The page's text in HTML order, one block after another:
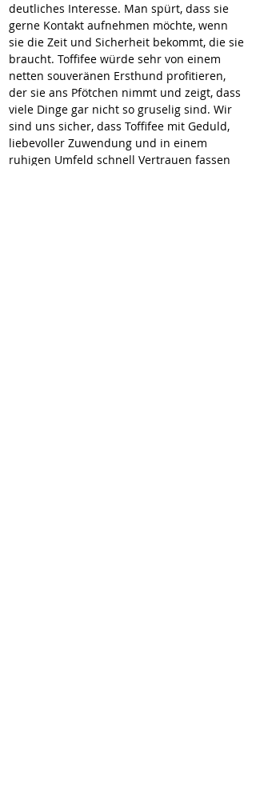
deutliches Interesse. Man spürt, dass sie
gerne Kontakt aufnehmen möchte, wenn
sie die Zeit und Sicherheit bekommt, die sie
braucht. Toffifee würde sehr von einem
netten souveränen Ersthund profitieren,
der sie ans Pfötchen nimmt und zeigt, dass
viele Dinge gar nicht so gruselig sind. Wir
sind uns sicher, dass Toffifee mit Geduld,
liebevoller Zuwendung und in einem
ruhigen Umfeld schnell Vertrauen fassen